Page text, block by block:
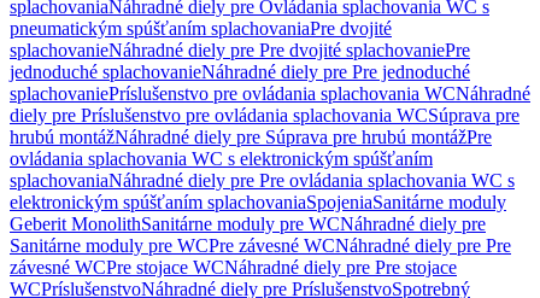
splachovaniaNáhradné diely pre Ovládania splachovania WC s
pneumatickým spúšťaním splachovaniaPre dvojité
splachovanieNáhradné diely pre Pre dvojité splachovaniePre
jednoduché splachovanieNáhradné diely pre Pre jednoduché
splachovaniePríslušenstvo pre ovládania splachovania WCNáhradné
diely pre Príslušenstvo pre ovládania splachovania WCSúprava pre
hrubú montážNáhradné diely pre Súprava pre hrubú montážPre
ovládania splachovania WC s elektronickým spúšťaním
splachovaniaNáhradné diely pre Pre ovládania splachovania WC s
elektronickým spúšťaním splachovaniaSpojeniaSanitárne moduly
Geberit MonolithSanitárne moduly pre WCNáhradné diely pre
Sanitárne moduly pre WCPre závesné WCNáhradné diely pre Pre
závesné WCPre stojace WCNáhradné diely pre Pre stojace
WCPríslušenstvoNáhradné diely pre PríslušenstvoSpotrebný